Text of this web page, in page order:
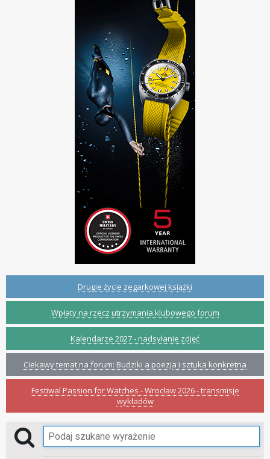
Drugie życie zegarkowej książki
Wpłaty na rzecz utrzymania klubowego forum
Kalendarze 2027 - nadsyłanie zdjęć
Ciekawy temat na forum: Budziki a poezja i sztuka konkretna
Festiwal Passion for Watches - Wrocław 2026 - transmisje
wykładów